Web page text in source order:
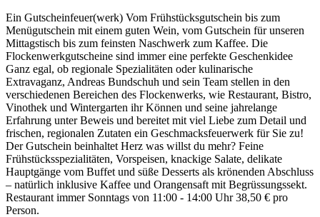
Ein Gutscheinfeuer(werk) Vom Frühstücksgutschein bis zum
Menügutschein mit einem guten Wein, vom Gutschein für unseren
Mittagstisch bis zum feinsten Naschwerk zum Kaffee. Die
Flockenwerkgutscheine sind immer eine perfekte Geschenkidee
Ganz egal, ob regionale Spezialitäten oder kulinarische
Extravaganz, Andreas Bundschuh und sein Team stellen in den
verschiedenen Bereichen des Flockenwerks, wie Restaurant, Bistro,
Vinothek und Wintergarten ihr Können und seine jahrelange
Erfahrung unter Beweis und bereitet mit viel Liebe zum Detail und
frischen, regionalen Zutaten ein Geschmacksfeuerwerk für Sie zu!
Der Gutschein beinhaltet Herz was willst du mehr? Feine
Frühstücksspezialitäten, Vorspeisen, knackige Salate, delikate
Hauptgänge vom Buffet und süße Desserts als krönenden Abschluss
– natürlich inklusive Kaffee und Orangensaft mit Begrüssungssekt.
Restaurant immer Sonntags von 11:00 - 14:00 Uhr 38,50 € pro
Person.